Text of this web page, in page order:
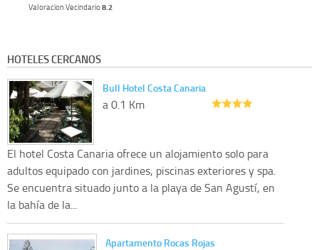
Valoracion Vecindario8.2
HOTELES CERCANOS
Bull Hotel Costa Canaria
a 0.1 Km
El hotel Costa Canaria ofrece un alojamiento solo para
adultos equipado con jardines, piscinas exteriores y spa.
Se encuentra situado junto a la playa de San Agustí, en
la bahía de la...
Apartamento Rocas Rojas